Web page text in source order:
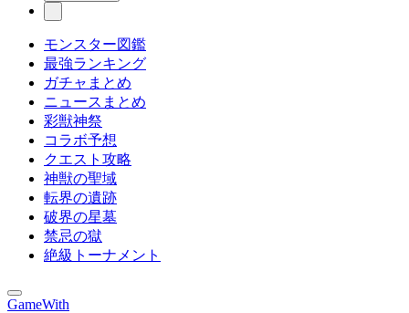
モンスター図鑑
最強ランキング
ガチャまとめ
ニュースまとめ
彩獣神祭
コラボ予想
クエスト攻略
神獣の聖域
転界の遺跡
破界の星墓
禁忌の獄
絶級トーナメント
GameWith